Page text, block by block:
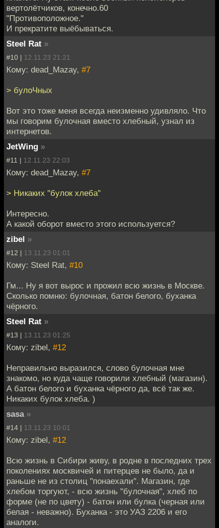
вертолётчиков, конечно.60
"Противоположное."
И прекратите выёбываться.
Steel Rat »
#10 | 12.11.23 21:21
Кому: dead_Mazay, #7
> булоЧных
Вот это тоже меня всегда неизменно удивляло. Что
мы говорим булочная вместо хлебный, узнал из
интернетов.
JetWing »
#11 | 12.11.23 22:03
Кому: dead_Mazay, #7
> Никаких "булок хлеба"
Интересно.
А какой оборот вместо этого используется?
zibel »
#12 | 13.11.23 01:01
Кому: Steel Rat, #10
Гм... Ну я вот вырос и прожил всю жизнь в Москве.
Сколько помню: булочная, батон белого, буханка
чёрного.
Steel Rat »
#13 | 13.11.23 01:25
Кому: zibel, #12
Неправильно выразился, слово булочная мне
знакомо, но куда чаще говорили хлебный (магазин).
А батон белого и буханка чёрного да, всё так же.
Никаких булок хлеба. )
sasa »
#14 | 13.11.23 10:01
Кому: zibel, #12
Всю жизнь в Сибири живу, в родне в последних трех
поколениях москвичей и питерцев не было, да и
раньше не из столиц "понаехали". Магазин, где
хлебом торгуют, - всю жизнь "булочная", хлеб по
форме (не по цвету) - батон или булка (черная или
белая - неважно). Буханка - это УАЗ 2206 и его
аналоги.